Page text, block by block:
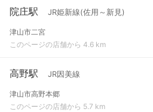
院庄駅 JR姫新線(佐用～新見)
津山市二宮
このページの店舗から 4.6 km
高野駅 JR因美線
津山市高野本郷
このページの店舗から 5.7 km